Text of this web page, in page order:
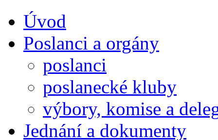
Úvod
Poslanci a orgány
poslanci
poslanecké kluby
výbory, komise a
Jednání a dokumenty